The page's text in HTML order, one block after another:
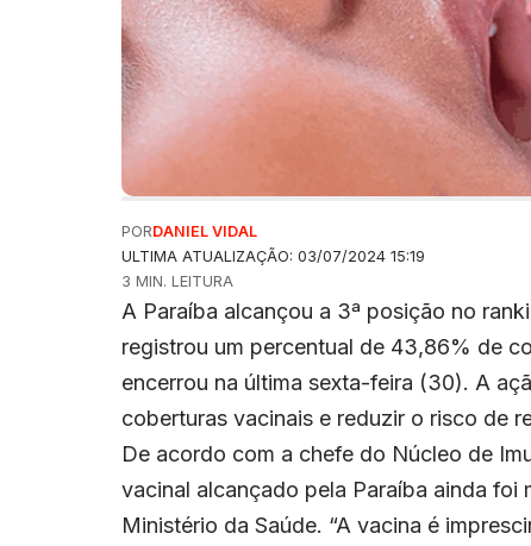
ULTIMA ATUALIZAÇÃO: 03/07/2024 15:19
PORDANIEL VIDAL
3 MIN. LEITURA
A Paraíba alcançou a 3ª posição no
registrou um percentual de 43,86% de
encerrou na última sexta-feira (30). A
coberturas vacinais e reduzir o risco de
De acordo com a chefe do Núcleo de
vacinal alcançado pela Paraíba ainda
Ministério da Saúde. “A vacina é